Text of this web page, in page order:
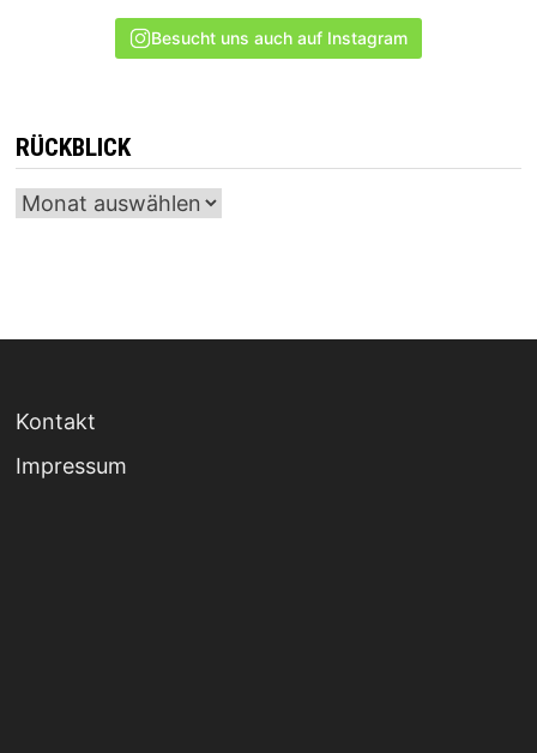
Besucht uns auch auf Instagram
RÜCKBLICK
Archiv
Kontakt
Impressum